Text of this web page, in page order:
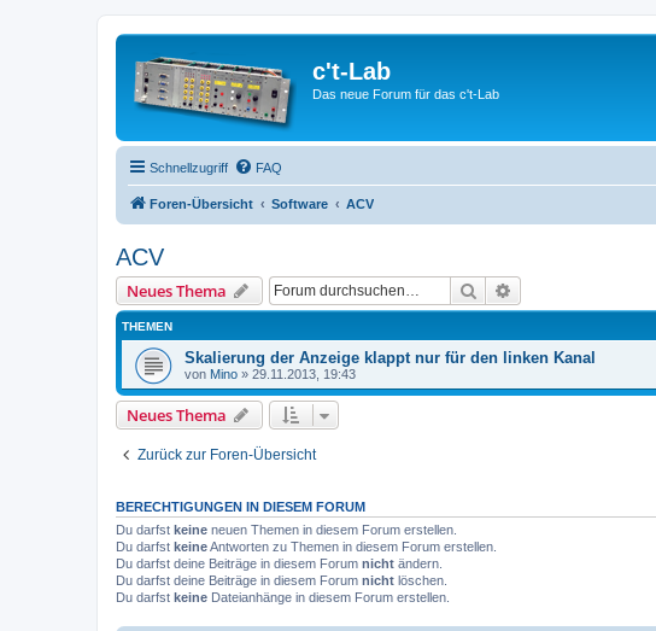
c't-Lab
Das neue Forum für das c't-Lab
Schnellzugriff FAQ
Foren-Übersicht Software ACV
ACV
Neues Thema Suche
THEMEN
Skalierung der Anzeige klappt nur für den linken Kanal
von Mino » 29.11.2013, 19:43
Neues Thema
Zurück zur Foren-Übersicht
BERECHTIGUNGEN IN DIESEM FORUM
Du darfst keine neuen Themen in diesem Forum erstellen.
Du darfst keineAntworten zu Themen in diesem Forum erstellen.
Du darfst deine Beiträge in diesem Forum nicht ändern.
Du darfst deine Beiträge in diesem Forum nicht löschen.
Du darfst keine Dateianhänge in diesem Forum erstellen.